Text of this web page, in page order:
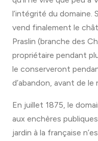
l’intégrité du domaine.
vend finalement le
Praslin (branche des
propriétaire pendant
le conserveront
d’abandon, avant de
En juillet 1875, le
aux enchères
jardin à la française